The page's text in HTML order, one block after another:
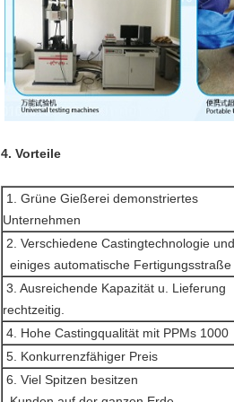
4. Vorteile
1. Grüne Gießerei demonstriertes
Unternehmen
2. Verschiedene Castingtechnologie und
einiges automatische Fertigungsstraße
3. Ausreichende Kapazität u. Lieferung
rechtzeitig.
4. Hohe Castingqualität mit PPMs 1000
5. Konkurrenzfähiger Preis
6. Viel Spitzen besitzen